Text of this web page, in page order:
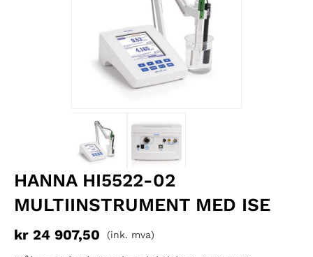
HANNA HI5522-02
MULTIINSTRUMENT MED ISE
kr 24 907,50 (ink. mva)